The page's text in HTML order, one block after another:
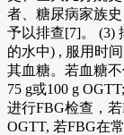
者、糖尿病家族
予以排查[7]。 (3)
的水中) , 服用时
其血糖。若血糖不
75 g或100 g
进行FBG检查，
OGTT, 若FBG在